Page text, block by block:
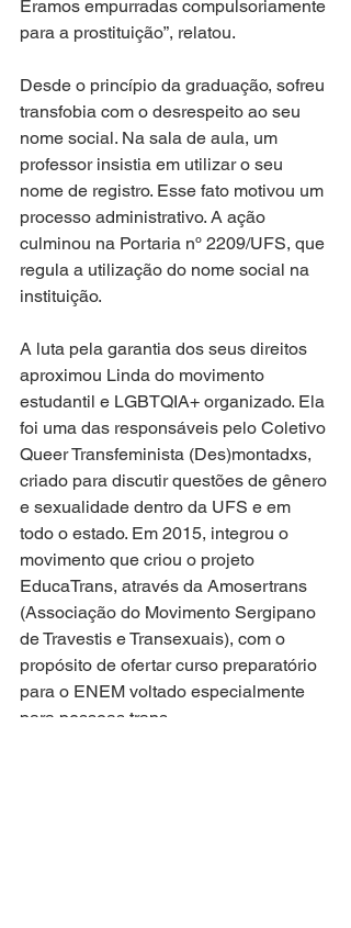
Éramos empurradas compulsoriamente
para a prostituição”, relatou.
Desde o princípio da graduação, sofreu
transfobia com o desrespeito ao seu
nome social. Na sala de aula, um
professor insistia em utilizar o seu
nome de registro. Esse fato motivou um
processo administrativo. A ação
culminou na Portaria nº 2209/UFS, que
regula a utilização do nome social na
instituição.
A luta pela garantia dos seus direitos
aproximou Linda do movimento
estudantil e LGBTQIA+ organizado. Ela
foi uma das responsáveis pelo Coletivo
Queer Transfeminista (Des)montadxs,
criado para discutir questões de gênero
e sexualidade dentro da UFS e em
todo o estado. Em 2015, integrou o
movimento que criou o projeto
EducaTrans, através da Amosertrans
(Associação do Movimento Sergipano
de Travestis e Transexuais), com o
propósito de ofertar curso preparatório
para o ENEM voltado especialmente
para pessoas trans.